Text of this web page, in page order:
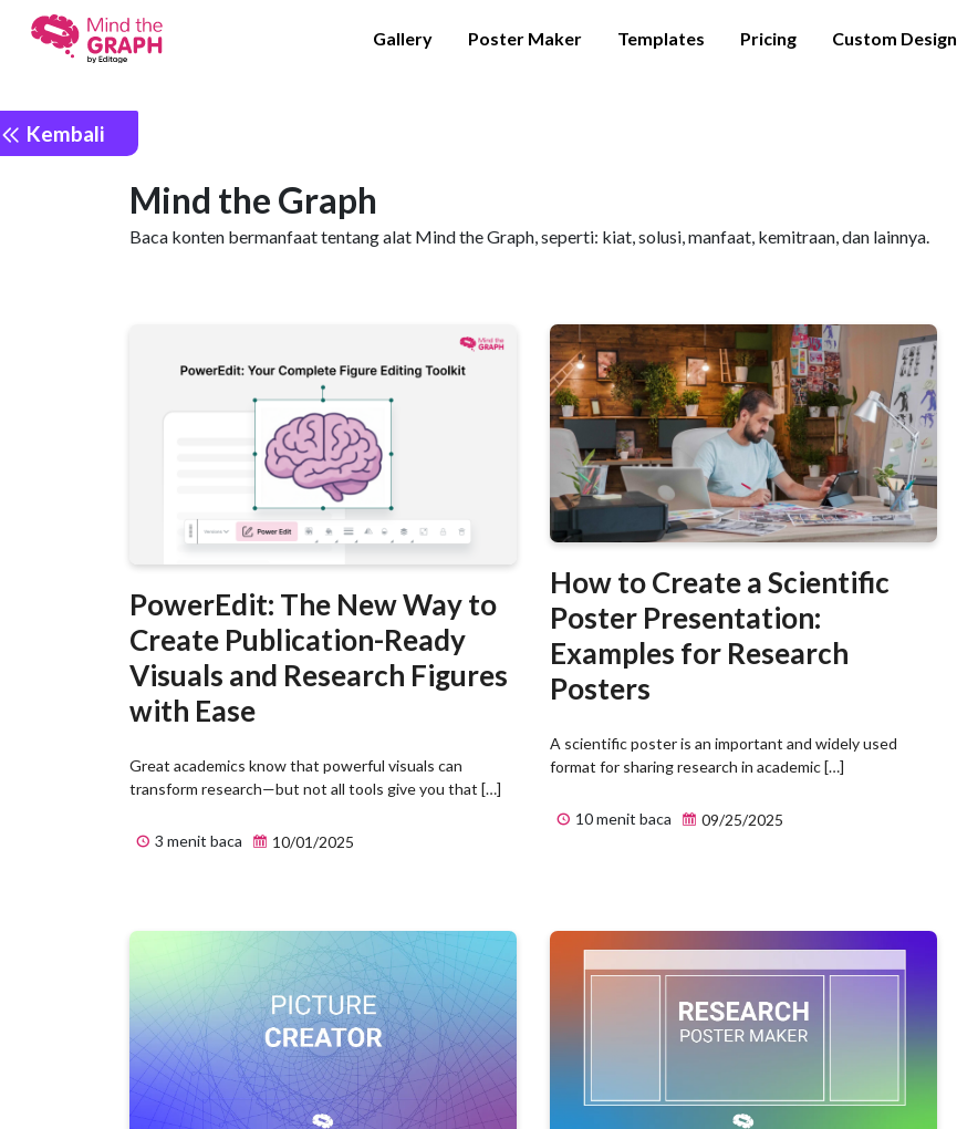
Gallery Poster Maker Templates Pricing Custom Design
Kembali
Mind the Graph
Baca konten bermanfaat tentang alat Mind the Graph, seperti: kiat, solusi, manfaat, kemitraan, dan lainnya.
PowerEdit: The New Way to
Create Publication-Ready
Visuals and Research Figures
with Ease
Great academics know that powerful visuals can
transform research—but not all tools give you that […]
3 menit baca 10/01/2025
How to Create a Scientific
Poster Presentation:
Examples for Research
Posters
A scientific poster is an important and widely used
format for sharing research in academic […]
10 menit baca 09/25/2025